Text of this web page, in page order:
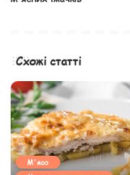
Схожі статті
М'ясо